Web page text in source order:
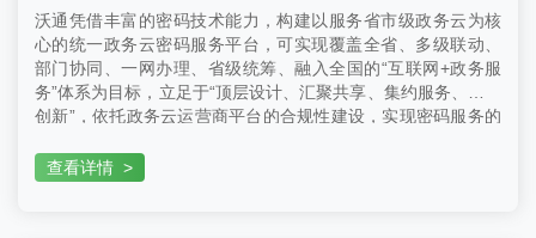
沃通凭借丰富的密码技术能力，构建以服务省市级政务云为核
心的统一政务云密码服务平台，可实现覆盖全省、多级联动、
部门协同、一网办理、省级统筹、融入全国的“互联网+政务服
务”体系为目标，立足于“顶层设计、汇聚共享、集约服务、增量
创新”，依托政务云运营商平台的合规性建设，实现密码服务的
查看详情 >